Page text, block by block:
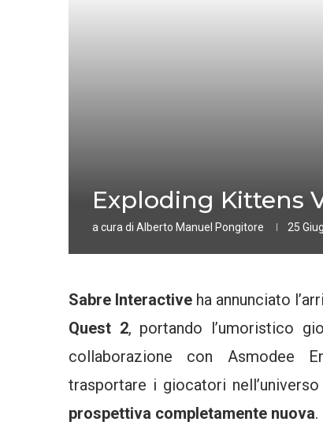
Exploding Kittens
a cura di Alberto Manuel Pongitore 25
Sabre Interactive ha annunciato
Quest 2, portando l’umoristico
collaborazione con Asmodee
trasportare i giocatori
prospettiva completamente nuova.